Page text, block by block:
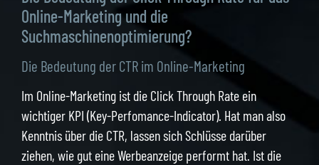
Online-Marketing und die
Suchmaschinenoptimierung?
Die Bedeutung der CTR im Online-Marketing
Im Online-Marketing ist die Click Through Rate ein
wichtiger KPI (Key-Perfomance-Indicator). Hat man also
Kenntnis über die CTR, lassen sich Schlüsse darüber
ziehen, wie gut eine Werbeanzeige performt hat. Ist die